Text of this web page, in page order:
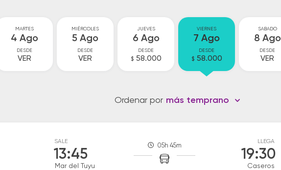
MARTES
4 Ago
DESDE
VER
MIÉRCOLES
5 Ago
DESDE
VER
JUEVES
6 Ago
DESDE
$ 58.000
VIERNES
7 Ago
DESDE
$ 58.000
SABADO
8 Ago
DESDE
VER
Ordenar por más temprano
SALE
13:45
Mar del Tuyu
05h 45m
LLEGA
19:30
Caseros